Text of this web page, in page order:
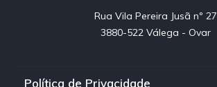
Rua Vila Pereira Jusã nº 27
3880-522 Válega - Ovar
Política de Privacidade